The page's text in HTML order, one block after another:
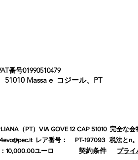
番号01990510479
51010 Massa e コジール、PT
（PT）VIA GOVE 12 CAP 51010 完全な会
レア番号： PT-197093 税法とn
10,000.00ユーロ
契約条件 プライ